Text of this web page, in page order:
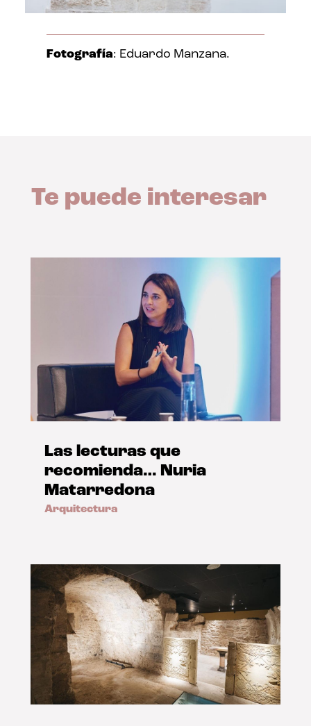
Fotografía: Eduardo Manzana.
Te puede interesar
Las lecturas que
recomienda… Nuria
Matarredona
Arquitectura